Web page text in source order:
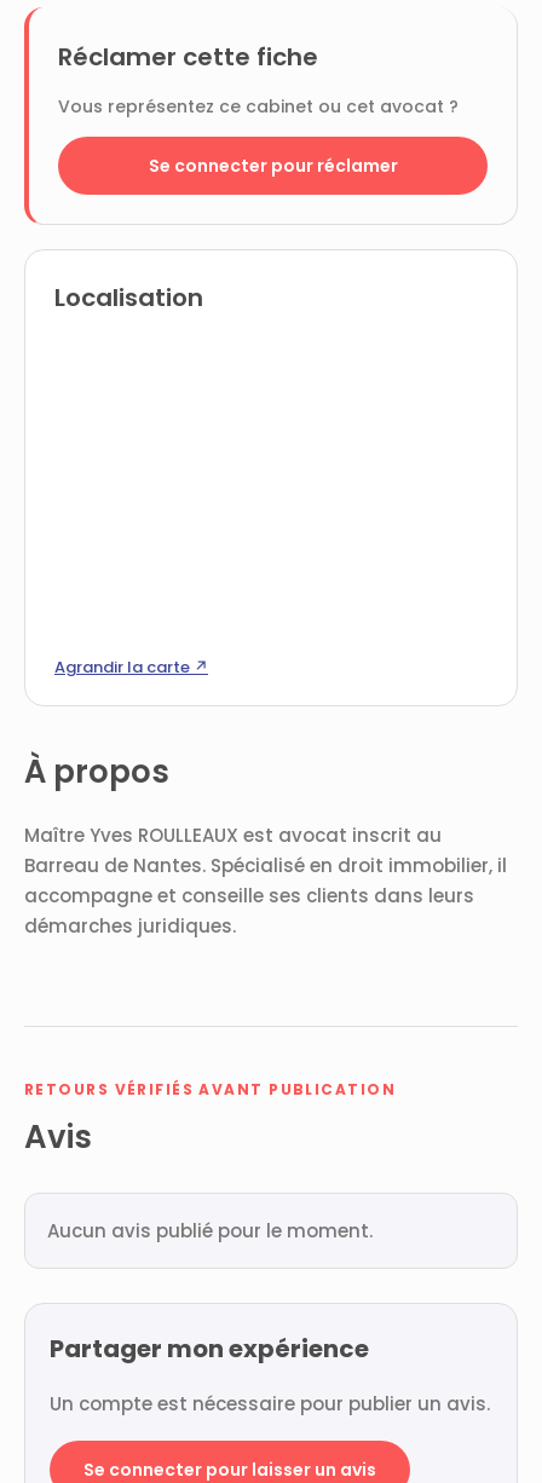
À propos
Maître Yves ROULLEAUX est avocat inscrit au
Barreau de Nantes. Spécialisé en droit immobilier, il
accompagne et conseille ses clients dans leurs
démarches juridiques.
RETOURS VÉRIFIÉS AVANT PUBLICATION
Avis
Aucun avis publié pour le moment.
Partager mon expérience
Un compte est nécessaire pour publier un avis.
Se connecter pour laisser un avis
Réclamer cette fiche
Vous représentez ce cabinet ou cet avocat ?
Se connecter pour réclamer
Localisation
Agrandir la carte ↗